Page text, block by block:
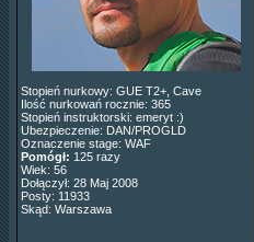
Stopień nurkowy: GUE T2+, Cave
Ilość nurkowań rocznie: 365
Stopień instruktorski: emeryt :)
Ubezpieczenie: DAN/PROGLD
Oznaczenie stage: WAF
Pomógł: 125 razy
Wiek: 56
Dołączył: 28 Maj 2008
Posty: 11933
Skąd: Warszawa